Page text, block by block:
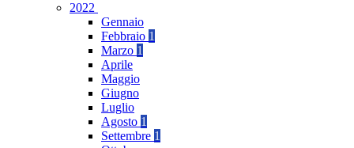
2022
Gennaio
Febbraio 1
Marzo 1
Aprile
Maggio
Giugno
Luglio
Agosto 1
Settembre 1